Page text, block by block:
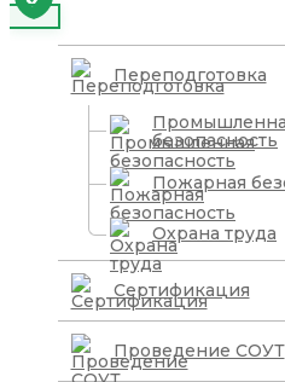
Переподготовка
безопасность
Пожарная
Охрана труда
Сертификация
Проведение СОУТ